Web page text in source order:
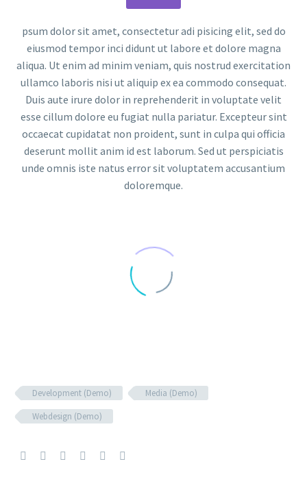
psum dolor sit amet, consectetur adi pisicing elit, sed do
eiusmod tempor inci didunt ut labore et dolore magna
aliqua. Ut enim ad minim veniam, quis nostrud exercitation
ullamco laboris nisi ut aliquip ex ea commodo consequat.
Duis aute irure dolor in reprehenderit in voluptate velit
esse cillum dolore eu fugiat nulla pariatur. Excepteur sint
occaecat cupidatat non proident, sunt in culpa qui officia
deserunt mollit anim id est laborum. Sed ut perspiciatis
unde omnis iste natus error sit voluptatem accusantium
doloremque.
Development (Demo)
Media (Demo)
Webdesign (Demo)